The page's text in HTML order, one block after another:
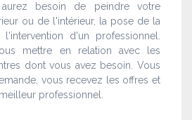
besoin de peindre votre
ou de l'intérieur, la pose de la
d'un professionnel.
mettre en relation avec les
dont vous avez besoin. Vous
vous recevez les offres et
professionnel.